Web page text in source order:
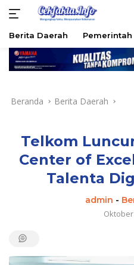
Langsung
Berita Daerah Pemerintah
Beranda Berita Daerah
Telkom
Center of
Talenta
admin -
Oktober